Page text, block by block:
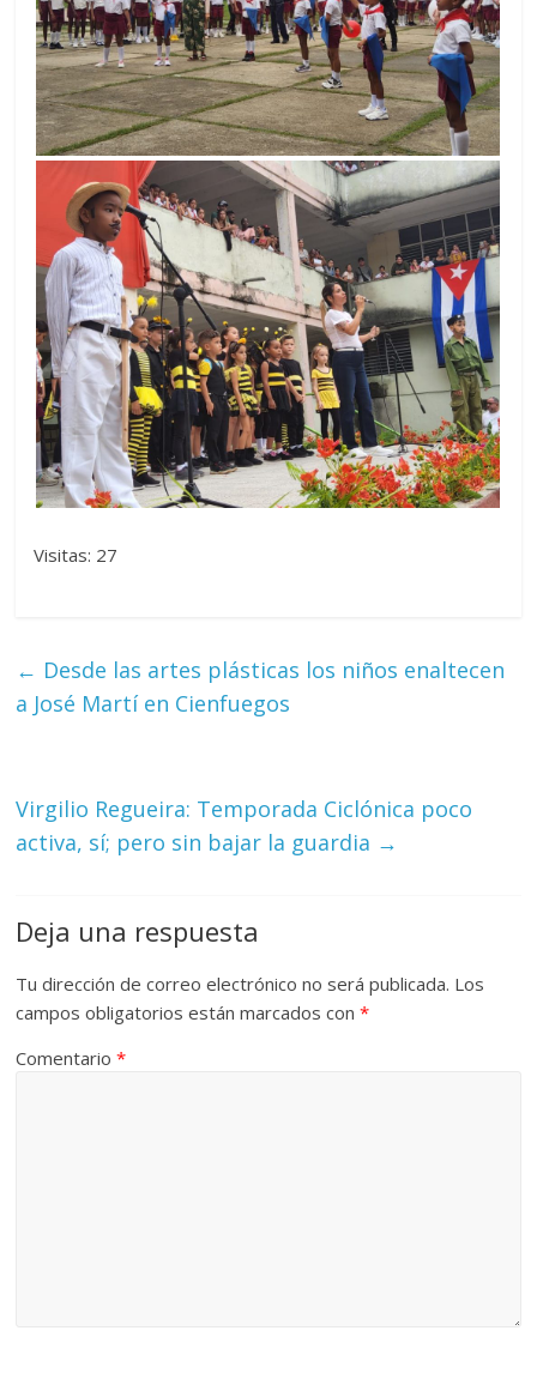
Visitas: 27
← Desde las artes plásticas los niños enaltecen
a José Martí en Cienfuegos
Virgilio Regueira: Temporada Ciclónica poco
activa, sí; pero sin bajar la guardia →
Deja una respuesta
Tu dirección de correo electrónico no será publicada. Los
campos obligatorios están marcados con*
Comentario*